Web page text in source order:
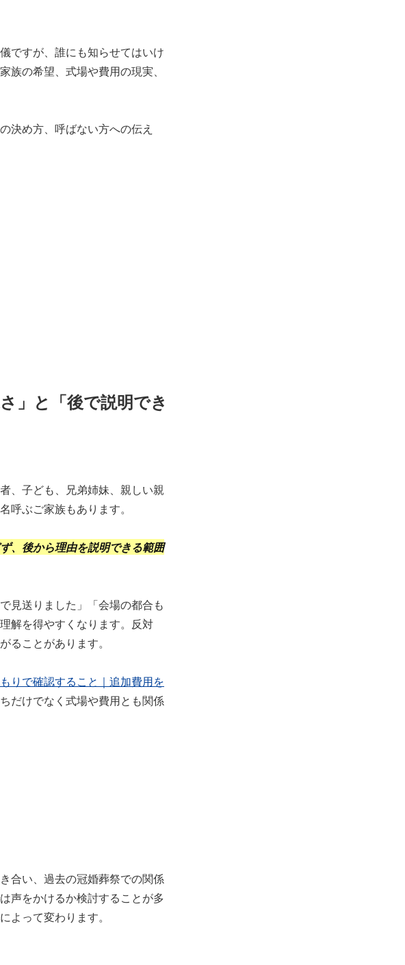
ですが、誰にも知らせてはいけ
の希望、式場や費用の現実、
決め方、呼ばない方への伝え
」と「後で説明でき
、子ども、兄弟姉妹、親しい親
呼ぶご家族もあります。
、後から理由を説明できる範囲
見送りました」「会場の都合も
解を得やすくなります。反対
ることがあります。
りで確認すること｜追加費用を
だけでなく式場や費用とも関係
合い、過去の冠婚葬祭での関係
声をかけるか検討することが多
よって変わります。